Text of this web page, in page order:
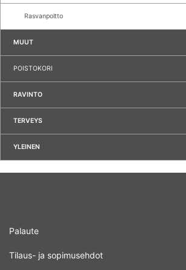
Rasvanpoltto
MUUT
POISTOKORI
RAVINTO
TERVEYS
YLEINEN
Palaute
Tilaus- ja sopimusehdot